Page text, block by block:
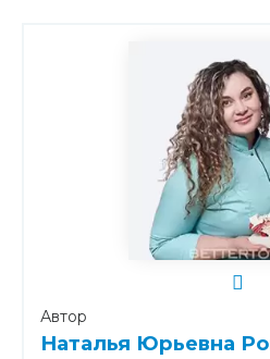
Автор
Наталья Юрьевна